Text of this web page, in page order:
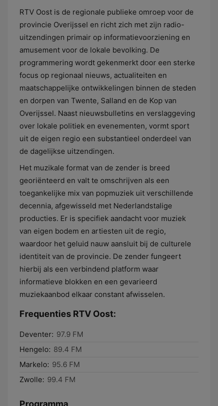
RTV Oost is de regionale publieke omroep voor de
provincie Overijssel en richt zich met zijn radio-
uitzendingen primair op informatievoorziening en
amusement voor de lokale bevolking. De
programmering wordt gekenmerkt door een sterke
focus op regionaal nieuws, actualiteiten en
maatschappelijke ontwikkelingen binnen de steden
en dorpen van Twente, Salland en de Kop van
Overijssel. Naast nieuwsbulletins en verslaggeving
over lokale politiek en evenementen, vormt sport
uit de eigen regio een substantieel onderdeel van
de dagelijkse uitzendingen.
Het muzikale format van de zender is breed
georiënteerd en valt te omschrijven als een
toegankelijke mix van popmuziek uit verschillende
decennia, afgewisseld met Nederlandstalige
producties. Er is specifiek aandacht voor muziek
van eigen bodem en artiesten uit de regio,
waardoor het geluid nauw aansluit bij de culturele
identiteit van de provincie. De zender fungeert
hierbij als een verbindend platform waar
informatieve blokken en een gevarieerd
muziekaanbod elkaar constant afwisselen.
Frequenties RTV Oost:
Deventer: 97.9 FM
Hengelo: 89.4 FM
Markelo: 95.6 FM
Zwolle: 99.4 FM
Programma